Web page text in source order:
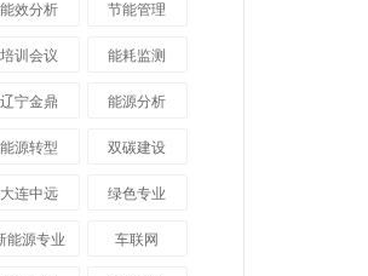
能效分析 节能管理
培训会议 能耗监测
辽宁金鼎 能源分析
能源转型 双碳建设
大连中远 绿色专业
能源专业 车联网